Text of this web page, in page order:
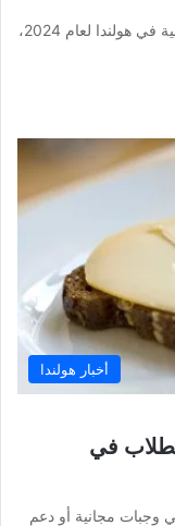
ارتفاع حاد في معدل الفائدة على القروض الطلابية في هولندا لعام 2024،
أخبار هولندا
في
مجانية أو دعم